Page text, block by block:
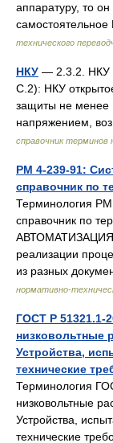
аппаратуру, то
технического
НКУ — 2.3.2. НКУ
С.2): НКУ
защиты не менее
напряжением,
справочник терминов
РМ 4-239-91:
справочник по
Терминология
справочник по
АВТОМАТИЗАЦИЯ
реализации
из разных
нормативно-
ГОСТ Р 51321.1-
низковольтные
Устройства,
технические
Терминология
низковольтные
Устройства,
технические